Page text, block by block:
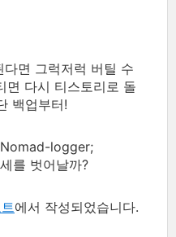
면 그럭저럭 버틸 수
면 다시 티스토리로 돌
백업부터!
logger;
를 벗어날까?
에서 작성되었습니다.